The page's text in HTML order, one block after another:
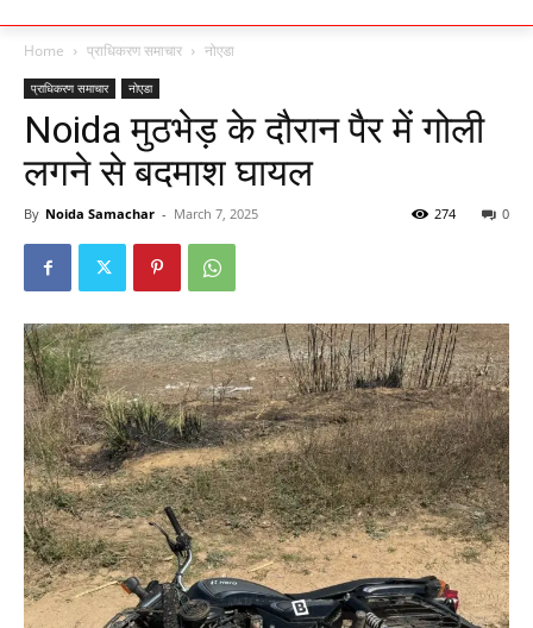
Home प्राधिकरण समाचार नोएडा
प्राधिकरण समाचार नोएडा
Noida मुठभेड़ के दौरान पैर में गोली
लगने से बदमाश घायल
By Noida Samachar - March 7, 2025 0
274